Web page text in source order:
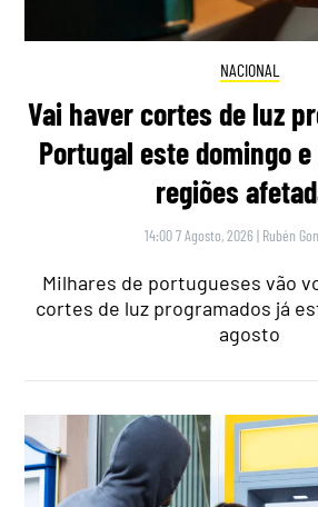
NACIONAL
Vai haver cortes de luz
Portugal este domingo
regiões
14:00 7 Agosto, 2026 | Rubén
Milhares de portugueses vão
cortes de luz programados já
agosto